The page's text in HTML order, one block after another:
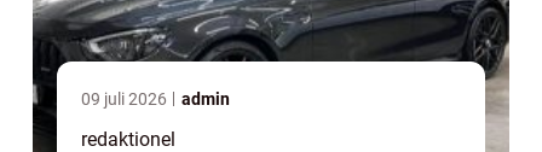
09 juli 2026 admin
redaktionel